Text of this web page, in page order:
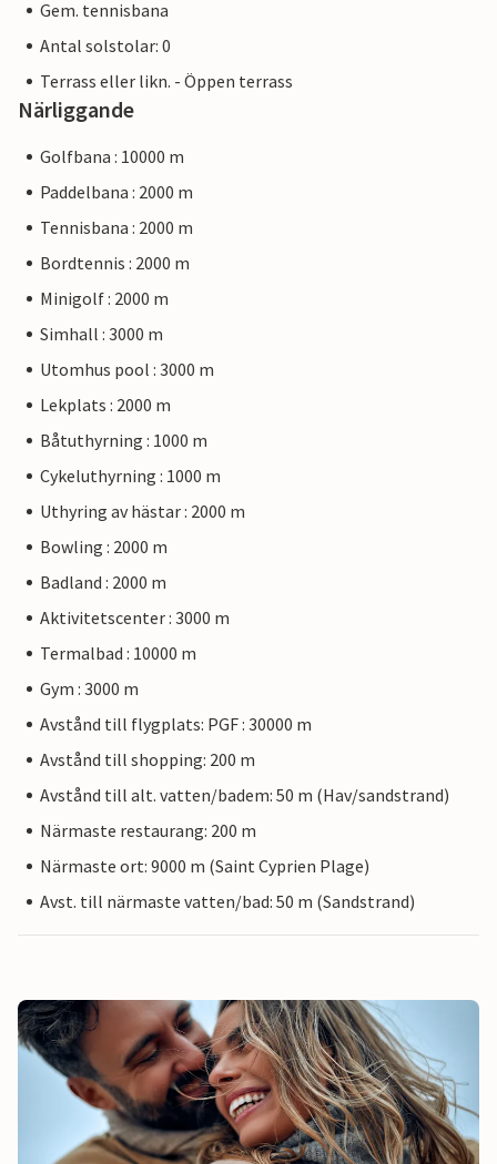
Gem. tennisbana
Antal solstolar: 0
Terrass eller likn. - Öppen terrass
Närliggande
Golfbana : 10000 m
Paddelbana : 2000 m
Tennisbana : 2000 m
Bordtennis : 2000 m
Minigolf : 2000 m
Simhall : 3000 m
Utomhus pool : 3000 m
Lekplats : 2000 m
Båtuthyrning : 1000 m
Cykeluthyrning : 1000 m
Uthyring av hästar : 2000 m
Bowling : 2000 m
Badland : 2000 m
Aktivitetscenter : 3000 m
Termalbad : 10000 m
Gym : 3000 m
Avstånd till flygplats: PGF : 30000 m
Avstånd till shopping: 200 m
Avstånd till alt. vatten/badem: 50 m (Hav/sandstrand)
Närmaste restaurang: 200 m
Närmaste ort: 9000 m (Saint Cyprien Plage)
Avst. till närmaste vatten/bad: 50 m (Sandstrand)